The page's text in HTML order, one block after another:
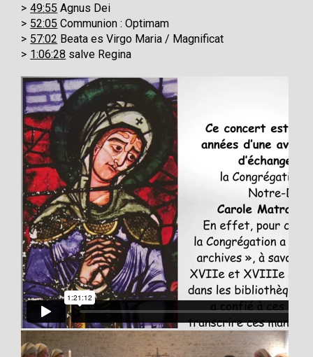
49:55 Agnus Dei
52:05 Communion : Optimam
57:02 Beata es Virgo Maria / Magnificat
1:06:28 salve Regina